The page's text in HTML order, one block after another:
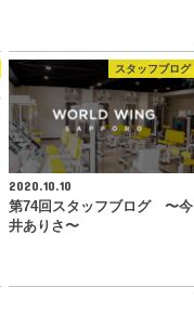
スタッフブログ
2020.10.10
第74回スタッフブログ 〜今
井ありさ〜